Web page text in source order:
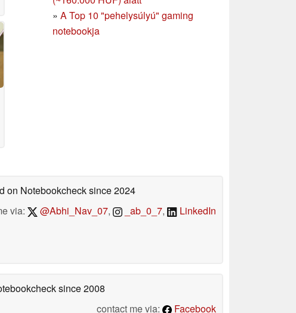
» A Top 10 "pehelysúlyú" gaming
notebookja
on Notebookchecksince 2024
via:
@Abhi_Nav_07, _ab_0_7, LinkedIn
since 2008
contact me via:
Facebook